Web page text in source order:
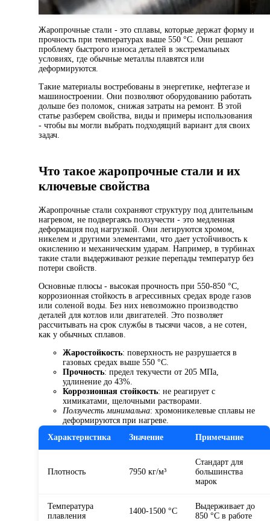
Жаропрочные стали - это сплавы, которые держат форму и
прочность при температурах выше 550 °C. Они решают
проблему быстрого износа деталей в экстремальных
условиях, где обычные металлы плавятся или
деформируются.
Такие материалы востребованы в энергетике, нефтегазе и
машиностроении. Они позволяют оборудованию работать
дольше без поломок, снижая затраты на ремонт. В этой
статье разберем свойства, виды и примеры использования
- чтобы вы могли выбрать подходящий вариант для своих
задач.
Что такое жаропрочные стали и их
ключевые свойства
Жаропрочные стали сохраняют структуру под длительным
нагревом, не подвергаясь ползучести - это медленная
деформация под нагрузкой. Они легируются хромом,
никелем и другими элементами, что дает устойчивость к
окислению и механическим ударам. Например, в турбинах
такие стали выдерживают резкие перепады температур без
потери свойств.
Основные плюсы - высокая прочность при 550-850 °C,
коррозионная стойкость в агрессивных средах вроде газов
или соленой воды. Без них невозможно производство
деталей для котлов или двигателей. Это позволяет
рассчитывать на срок службы в тысячи часов, а не сотен,
как у обычных сплавов.
Жаростойкость: поверхность не разрушается в
газовых средах выше 550 °C.
Прочность: предел текучести от 205 МПа,
удлинение до 43%.
Коррозионная стойкость: не реагирует с
химикатами, щелочными растворами.
Ползучесть минимальна: хромоникелевые сплавы не
деформируются при нагреве.
Характеристика
Значение Примечание
Плотность 7950 кг/м³
Стандарт для
большинства
марок
Температура
плавления
1400-1500 °C
Выдерживает до
850 °C в работе